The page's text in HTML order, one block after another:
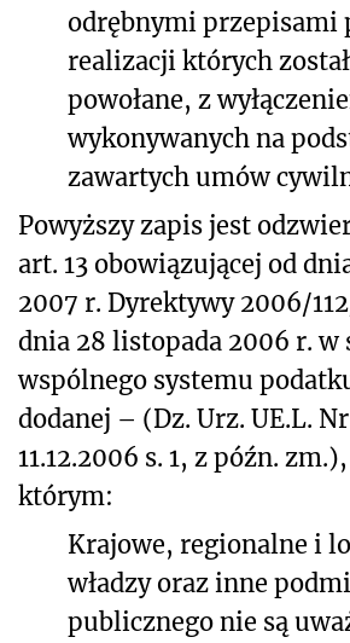
odrębnymi przepisami
realizacji których
powołane, z
wykonywanych na
zawartych umów
Powyższy zapis jest
art. 13 obowiązującej od
2007 r. Dyrektywy 2006/
dnia 28 listopada 2006 r. w
wspólnego systemu
dodanej – (Dz. Urz. UE.L.
11.12.2006 s. 1, z późn.
którym:
Krajowe, regionalne i
władzy oraz inne
publicznego nie są